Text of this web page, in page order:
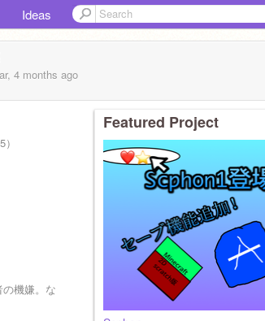
Ideas
4 months ago
機嫌。な
Featured Project